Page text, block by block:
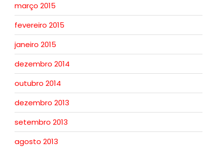
março 2015
fevereiro 2015
janeiro 2015
dezembro 2014
outubro 2014
dezembro 2013
setembro 2013
agosto 2013